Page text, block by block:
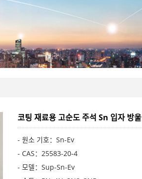
코팅 재료용 고순도 주석 Sn 입자 방울
- 원소 기호：Sn-Ev
- CAS：25583-20-4
- 모델：Sup-Sn-Ev